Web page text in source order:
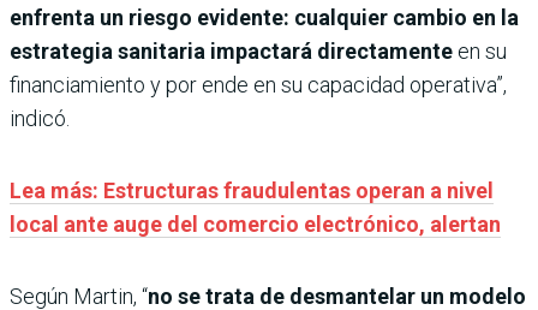
enfrenta un riesgo evidente: cualquier cambio en la
estrategia sanitaria impactará directamente en su
financiamiento y por ende en su capacidad operativa”,
indicó.
Lea más: Estructuras fraudulentas operan a nivel
local ante auge del comercio electrónico, alertan
Según Martin, “no se trata de desmantelar un modelo